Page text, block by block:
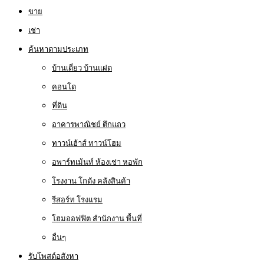
ขาย
เช่า
ค้นหาตามประเภท
บ้านเดี่ยว บ้านแฝด
คอนโด
ที่ดิน
อาคารพาณิชย์ ตึกแถว
ทาวน์เฮ้าส์ ทาวน์โฮม
อพาร์ทเม้นท์ ห้องเช่า หอพัก
โรงงาน โกดัง คลังสินค้า
รีสอร์ท โรงแรม
โฮมออฟฟิต สำนักงาน พื้นที่
อื่นๆ
รับโพสต์อสังหา